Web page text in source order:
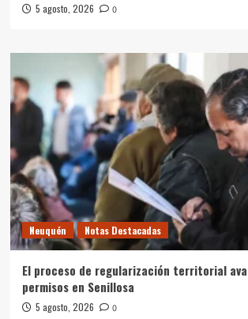
5 agosto, 2026 0
Neuquén Notas Destacadas
El proceso de regularización territorial
permisos en Senillosa
5 agosto, 2026 0